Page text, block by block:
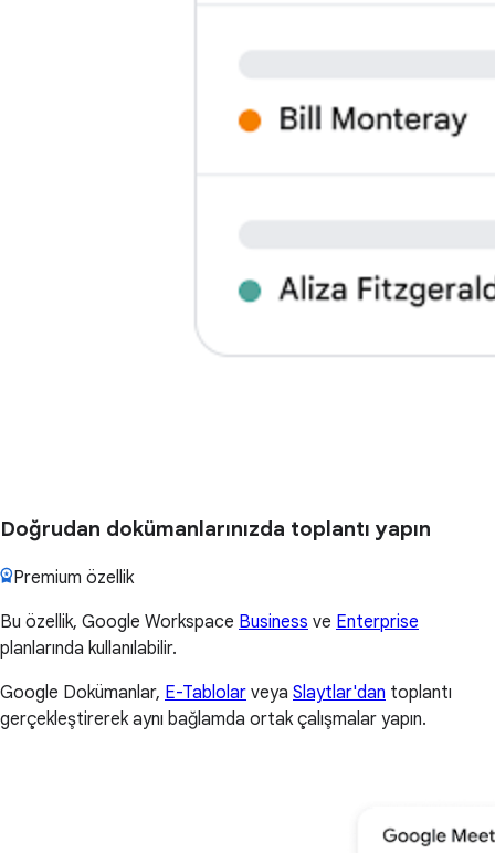
Doğrudan dokümanlarınızda toplantı yapın
Premium özellik
Bu özellik, Google Workspace Business ve Enterprise
planlarında kullanılabilir.
Google Dokümanlar, E-Tablolar veya Slaytlar'dan toplantı
gerçekleştirerek aynı bağlamda ortak çalışmalar yapın.